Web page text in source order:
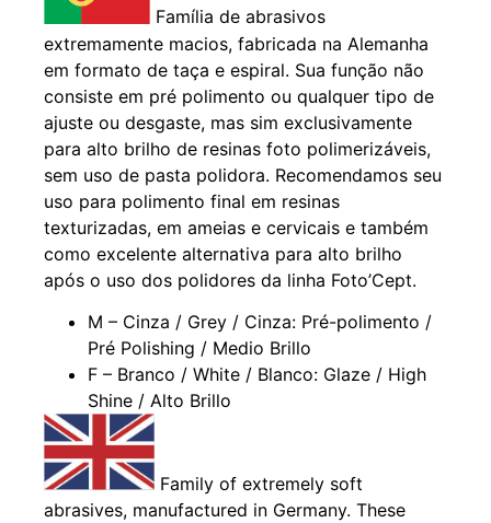
Família de abrasivos
extremamente macios, fabricada na Alemanha
em formato de taça e espiral. Sua função não
consiste em pré polimento ou qualquer tipo de
ajuste ou desgaste, mas sim exclusivamente
para alto brilho de resinas foto polimerizáveis,
sem uso de pasta polidora. Recomendamos seu
uso para polimento final em resinas
texturizadas, em ameias e cervicais e também
como excelente alternativa para alto brilho
após o uso dos polidores da linha Foto’Cept.
M – Cinza / Grey / Cinza: Pré-polimento /
Pré Polishing / Medio Brillo
F – Branco / White / Blanco: Glaze / High
Shine / Alto Brillo
Family of extremely soft
abrasives, manufactured in Germany. These